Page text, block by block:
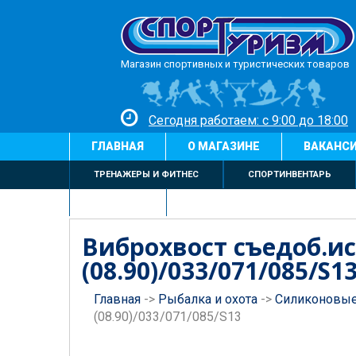
Магазин спортивных и туристических товаров
Сегодня работаем: с 9:00 до 18:00
ГЛАВНАЯ О МАГАЗИНЕ
ТРЕНАЖЕРЫ И ФИТНЕС СПОРТИНВЕНТАРЬ
Виброхвост
(08.90)/033/071/085/S13
Главная -> Рыбалка и охота ->
(08.90)/033/071/085/S13